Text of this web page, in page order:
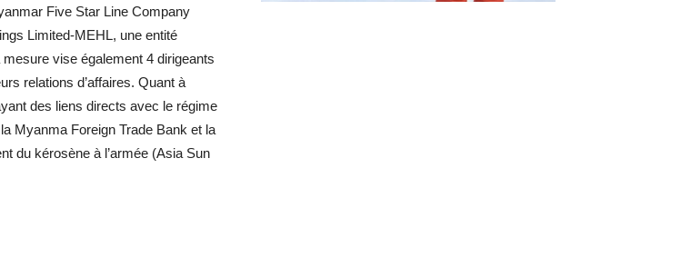
Five Star Line Company
Limited-MEHL, une entité
vise également 4 dirigeants
relations d’affaires. Quant à
des liens directs avec le régime
Myanma Foreign Trade Bank et la
du kérosène à l’armée (Asia Sun